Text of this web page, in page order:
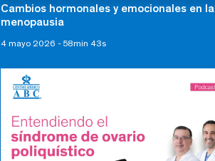
Cambios hormonales y emocionales en la
menopausia
4 mayo 2026 - 58min 43s